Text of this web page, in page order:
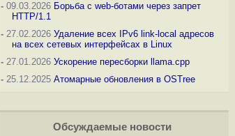
-09.03.2026 Борьба с web-ботами через запрет
HTTP/1.1
-27.02.2026 Удаление всех IPv6 link-local адресов
на всех сетевых интерфейсах в Linux
-27.01.2026 Ускорение пересборки llama.cpp
-25.12.2025 Атомарные обновления в OSTree
Обсуждаемые новости